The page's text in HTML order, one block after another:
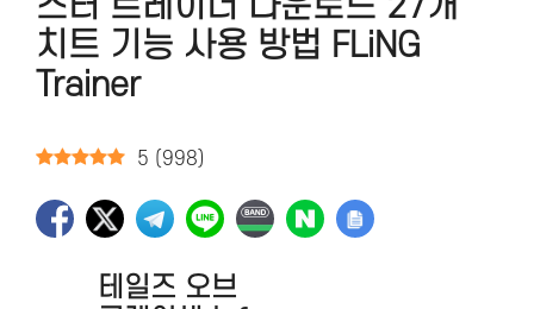
치트 기능 사용 방법 FLiNG
Trainer
5 ( 998)
테일즈 오브